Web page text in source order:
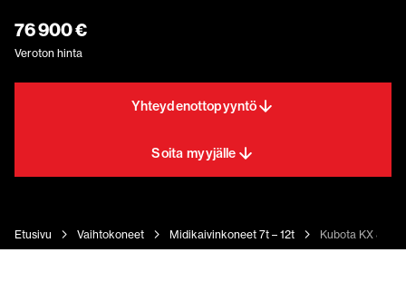
76 900 €
Veroton hinta
Yhteydenottopyyntö
Soita myyjälle
Etusivu Vaihtokoneet Midikaivinkoneet 7t – 12t Kubota KX 80-4